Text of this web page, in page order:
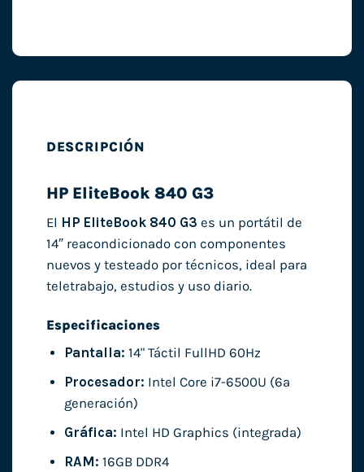
DESCRIPCIÓN
HP EliteBook 840 G3
El HP EliteBook 840 G3 es un portátil de
14″ reacondicionado con componentes
nuevos y testeado por técnicos, ideal para
teletrabajo, estudios y uso diario.
Especificaciones
Pantalla: 14" Táctil FullHD 60Hz
Procesador: Intel Core i7-6500U (6ª
generación)
Gráfica: Intel HD Graphics (integrada)
RAM: 16GB DDR4